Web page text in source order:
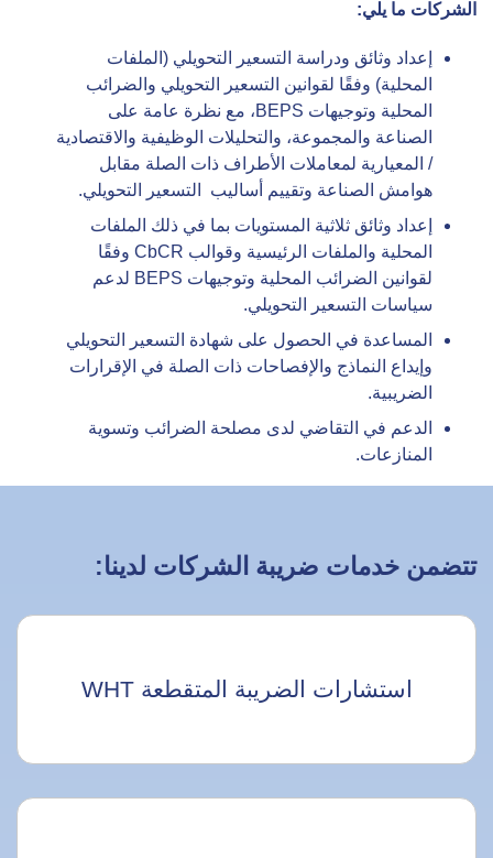
الشركات ما يلي:
إعداد وثائق ودراسة التسعير التحويلي (الملفات
المحلية) وفقًا لقوانين التسعير التحويلي والضرائب
المحلية وتوجيهات BEPS، مع نظرة عامة على
الصناعة والمجموعة، والتحليلات الوظيفية والاقتصادية
/ المعيارية لمعاملات الأطراف ذات الصلة مقابل
هوامش الصناعة وتقييم أساليب التسعير التحويلي.
إعداد وثائق ثلاثية المستويات بما في ذلك الملفات
المحلية والملفات الرئيسية وقوالب CbCR وفقًا
لقوانين الضرائب المحلية وتوجيهات BEPS لدعم
سياسات التسعير التحويلي.
المساعدة في الحصول على شهادة التسعير التحويلي
وإيداع النماذج والإفصاحات ذات الصلة في الإقرارات
الضريبية.
الدعم في التقاضي لدى مصلحة الضرائب وتسوية
المنازعات.
تتضمن خدمات ضريبة الشركات لدينا:
استشارات الضريبة المتقطعة WHT